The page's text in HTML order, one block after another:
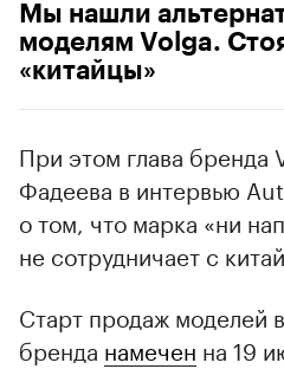
Мы нашли
моделям Volga.
«китайцы»
При этом глава бренда
Фадеева в интервью
о том, что марка «ни
не сотрудничает с
Старт продаж моделей
бренда намечен на 19